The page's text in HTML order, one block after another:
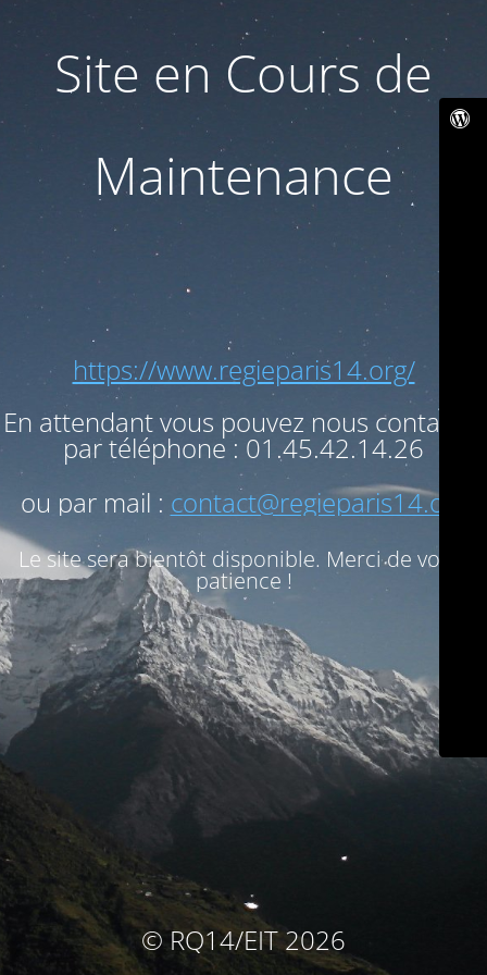
Site en Cours de
Maintenance
https://www.regieparis14.org/
En attendant vous pouvez nous contacter
par téléphone : 01.45.42.14.26
ou par mail : contact@regieparis14.org
Le site sera bientôt disponible. Merci de votre
patience !
© RQ14/EIT 2026